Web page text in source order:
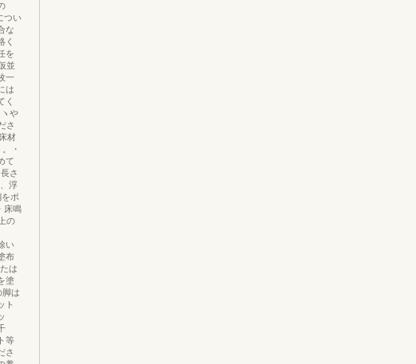
つい
な
く
を
並
一
は
く
や
さ
材
・
て
さ
浮
ポ
床鳴
の
い
布
は
塗
は
ト
等
さ